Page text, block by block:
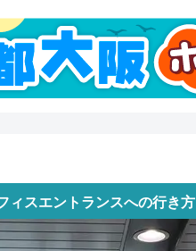
ィスエントランスへの行き方